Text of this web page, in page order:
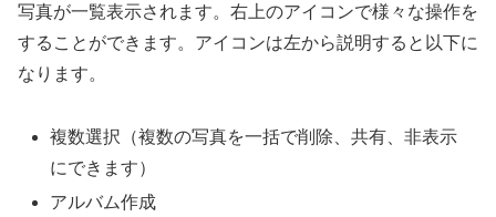
写真が一覧表示されます。右上のアイコンで様々な操作を
することができます。アイコンは左から説明すると以下に
なります。
複数選択（複数の写真を一括で削除、共有、非表示
にできます）
アルバム作成